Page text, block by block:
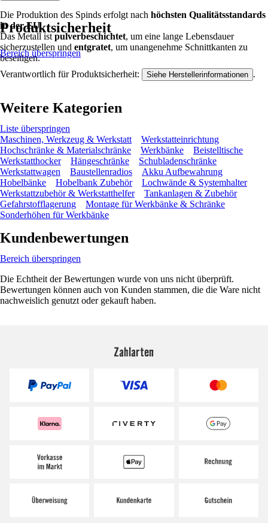
Die Produktion des Spinds erfolgt nach höchsten Qualitätsstandards
in der EU.
Das Metall ist pulverbeschichtet, um eine lange Lebensdauer
sicherzustellen und entgratet, um unangenehme Schnittkanten zu
beseitigen.
Produktsicherheit
Bereich überspringen
Verantwortlich für Produktsicherheit: Siehe Herstellerinformationen .
Weitere Kategorien
Liste überspringen
Maschinen, Werkzeug & Werkstatt
Werkstatteinrichtung
Hochschränke & Materialschränke
Werkbänke
Beistelltische
Werkstatthocker
Hängeschränke
Schubladenschränke
Werkstattwagen
Baustellenradios
Akku Aufbewahrung
Hobelbänke
Hobelbank Zubehör
Lochwände & Systemhalter
Werkstattzubehör & Werkstatthelfer
Tankanlagen & Zubehör
Gefahrstofflagerung
Montage für Werkbänke & Schränke
Sonderhöhen für Werkbänke
Kundenbewertungen
Bereich überspringen
Die Echtheit der Bewertungen wurde von uns nicht überprüft.
Bewertungen können auch von Kunden stammen, die die Ware nicht
nachweislich genutzt oder gekauft haben.
Zahlarten